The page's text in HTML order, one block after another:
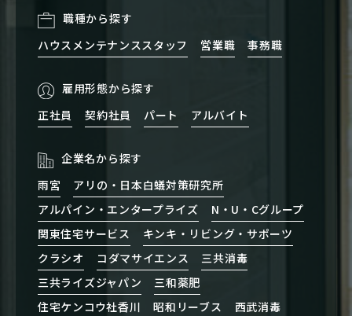
職種から探す
ハウスメンテナンススタッフ
営業職 事務職
雇用形態から探す
正社員
契約社員 パート アルバイト
企業名から探す
雨宮
アリの・日本白蟻対策研究所
アルパイン・エンタープライズ
N・U・Cグループ
関東住宅サービス
キンキ・リビング・サポーツ
クラシオ
コダマサイエンス
三共消毒
三共ライズジャパン
三和薬肥
住宅ケンコウ社香川
昭和リーブス
西武消毒